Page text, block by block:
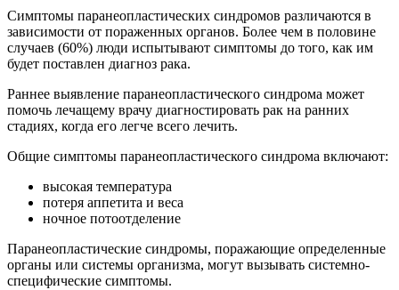
Симптомы паранеопластических синдромов различаются в
зависимости от пораженных органов. Более чем в половине
случаев (60%) люди испытывают симптомы до того, как им
будет поставлен диагноз рака.
Раннее выявление паранеопластического синдрома может
помочь лечащему врачу диагностировать рак на ранних
стадиях, когда его легче всего лечить.
Общие симптомы паранеопластического синдрома включают:
высокая температура
потеря аппетита и веса
ночное потоотделение
Паранеопластические синдромы, поражающие определенные
органы или системы организма, могут вызывать системно-
специфические симптомы.